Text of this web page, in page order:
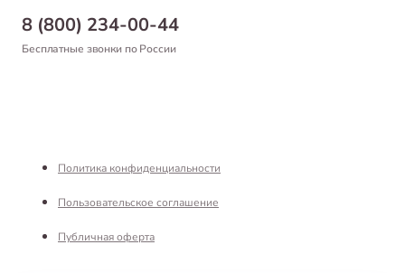
8 (800) 234-00-44
Бесплатные звонки по России
Самовывоз
Оформление заказа
Благотворительный фонд
Реквизиты
Политика конфиденциальности
Пользовательское соглашение
Публичная оферта